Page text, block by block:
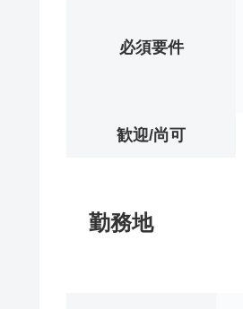
必須要件
歓迎/尚可
勤務地